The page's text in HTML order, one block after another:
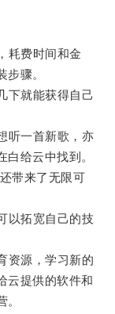
费时间和金
骤。
就能获得自己
一首新歌，亦
给云中找到。
带来了无限可
拓宽自己的技
源，学习新的
云提供的软件和